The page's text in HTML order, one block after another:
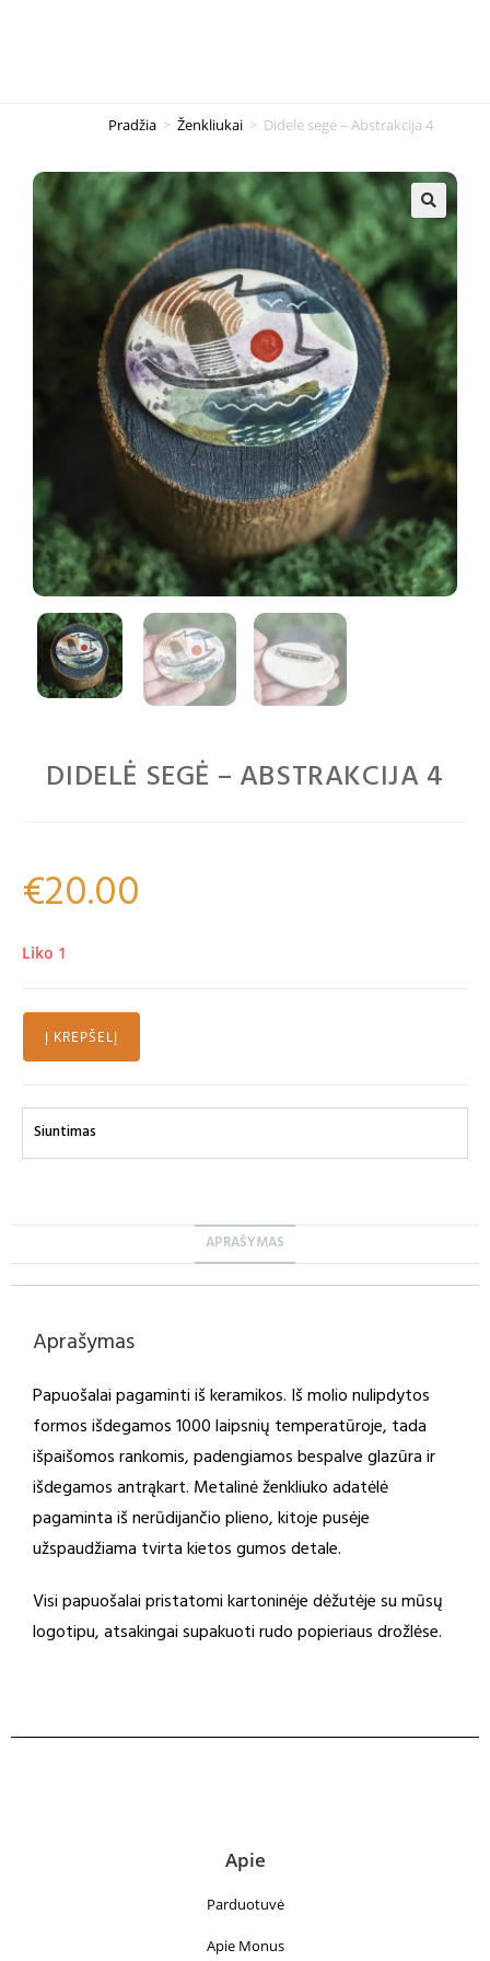
Pradžia > Ženkliukai > Didelė segė – Abstrakcija 4
DIDELĖ SEGĖ – ABSTRAKCIJA 4
€20.00
Liko 1
Į KREPŠELĮ
Siuntimas
APRAŠYMAS
Aprašymas
Papuošalai pagaminti iš keramikos. Iš molio nulipdytos
formos išdegamos 1000 laipsnių temperatūroje, tada
išpaišomos rankomis, padengiamos bespalve glazūra ir
išdegamos antrąkart. Metalinė ženkliuko adatėlė
pagaminta iš nerūdijančio plieno, kitoje pusėje
užspaudžiama tvirta kietos gumos detale.
Visi papuošalai pristatomi kartoninėje dėžutėje su mūsų
logotipu, atsakingai supakuoti rudo popieriaus drožlėse.
Apie
Parduotuvė
Apie Monus